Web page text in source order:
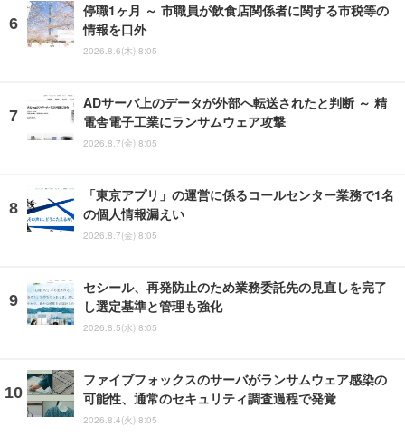
停職1ヶ月 ～ 市職員が飲食店関係者に関する市税等の
情報を口外
2026.8.6(木) 8:05
ADサーバ上のデータが外部へ転送されたと判断 ～ 精
電舎電子工業にランサムウェア攻撃
2026.8.7(金) 8:05
「東京アプリ」の運営に係るコールセンター業務で1名
の個人情報漏えい
2026.8.7(金) 8:05
セシール、再発防止のため業務委託先の見直しを完了
し選定基準と管理も強化
2026.8.5(水) 8:05
ファイブフォックスのサーバがランサムウェア感染の
可能性、通常のセキュリティ調査過程で発覚
2026.8.4(火) 8:05